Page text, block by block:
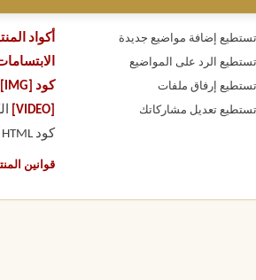
تستطيع إضافة مواضيع جديدة
تستطيع الرد على المواضيع
تستطيع إرفاق ملفات
تستطيع تعديل مشاركاتك
أكواد
كود [IMG]
كود HTML
قوانين